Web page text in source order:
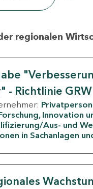
regionalen
Richtlinie GRW
Innovation
Aus- und
in Sachanlagen